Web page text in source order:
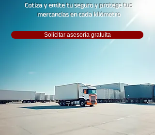
Cotiza y emite tu seguro y protege tus
mercancías en cada kilómetro
Solicitar asesoría gratuita